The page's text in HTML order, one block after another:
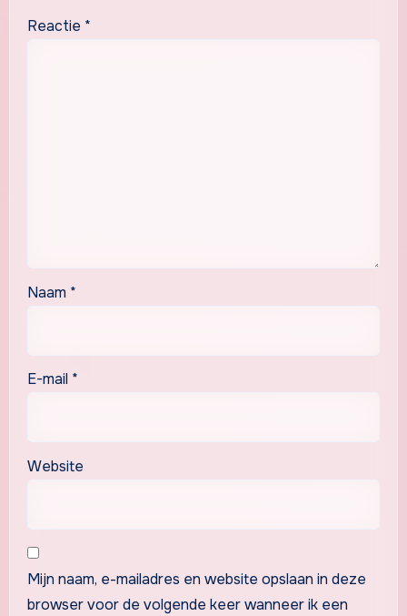
Reactie *
Naam *
E-mail *
Website
Mijn naam, e-mailadres en website opslaan in deze
browser voor de volgende keer wanneer ik een